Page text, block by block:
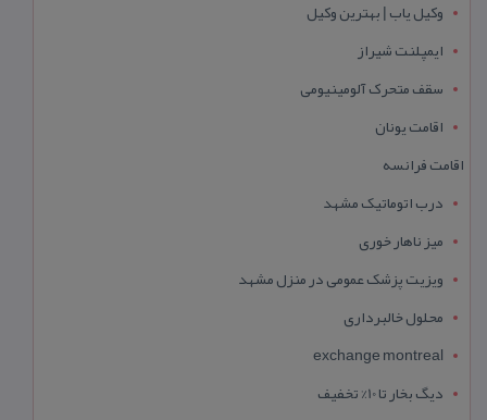
وکیل یاب | بهترین وکیل
ایمپلنت شیراز
سقف متحرک آلومینیومی
اقامت یونان
اقامت فرانسه
درب اتوماتیک مشهد
میز ناهار خوری
ویزیت پزشک عمومی در منزل مشهد
محلول خالبرداری
exchange montreal
دیگ بخار تا 10% تخفیف